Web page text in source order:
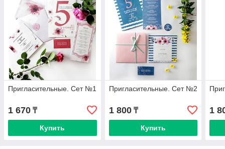
Пригласительные. Сет №1
1 670 ₸
Купить
Пригласительные. Сет №2
1 800₸
Купить
1